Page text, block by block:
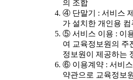
의 조합
④ 단말기 : 서비스
가 설치한 개인용 컴
⑤ 서비스 이용 : 이
여 교육정보원의 주
정보원이 제공하는
⑥ 이용계약 : 서비스
약관으로 교육정보